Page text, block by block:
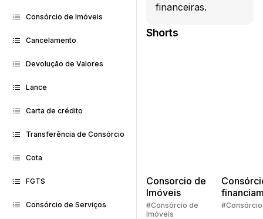
Consórcio de Imóveis
Cancelamento
Devolução de Valores
Lance
Carta de crédito
Transferência de Consórcio
Cota
FGTS
Consórcio de Serviços
financeiras.
Shorts
Consorcio de
Imóveis
#Consórcio de
Imóveis
Quem
#Consórcio